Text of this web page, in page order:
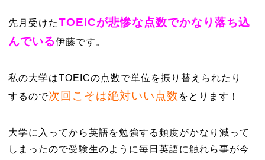
先月受けたTOEICが悲惨な点数でかなり落ち込
んでいる伊藤です。
私の大学はTOEICの点数で単位を振り替えられたり
するので次回こそは絶対いい点数 をとります！
大学に入ってから英語を勉強する頻度がかなり減って
しまったので受験生のように毎日英語に触れら事が今